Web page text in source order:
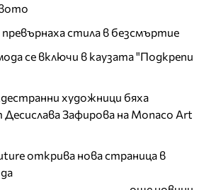
стила в безсмъртие
се включи в каузата "Подкрепи
художници бяха
Зафирова на Monaco Art
открива нова страница в